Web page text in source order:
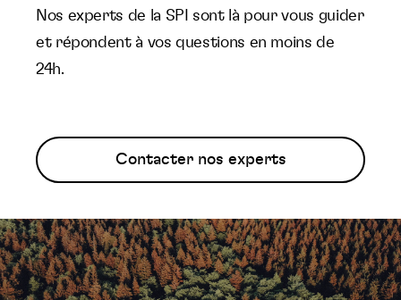
Nos experts de la SPI sont là pour vous guider
et répondent à vos questions en moins de
24h.
Contacter nos experts